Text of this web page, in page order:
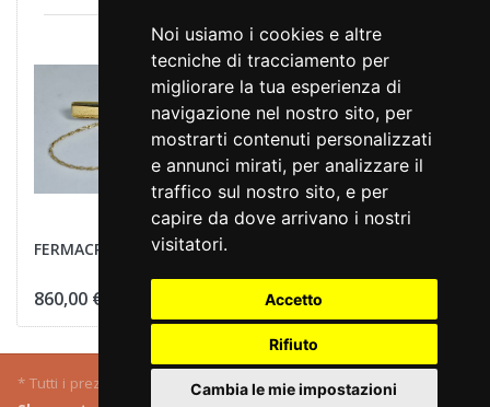
Noi usiamo i cookies e altre
tecniche di tracciamento per
migliorare la tua esperienza di
navigazione nel nostro sito, per
mostrarti contenuti personalizzati
e annunci mirati, per analizzare il
traffico sul nostro sito, e per
capire da dove arrivano i nostri
visitatori.
Accetto
Rifiuto
Cambia le mie impostazioni
FERMACRAVATTE
860,00 €
* Tutti i prezzi IVA inclusa, piùspedizione .